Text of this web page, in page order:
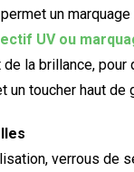
un marquage
UV ou
la brillance, pour
un toucher haut de
verrous de